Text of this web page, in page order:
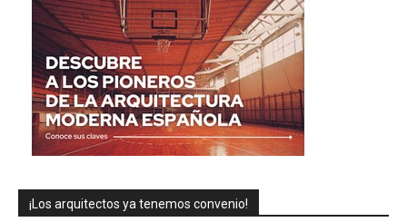
¡Los arquitectos ya tenemos convenio!